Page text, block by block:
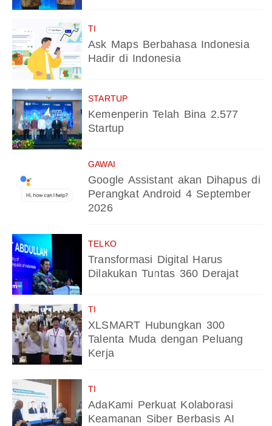
TI
Ask Maps Berbahasa Indonesia
Hadir di Indonesia
STARTUP
Kemenperin Telah Bina 2.577
Startup
GAWAI
Google Assistant akan Dihapus di
Perangkat Android 4 September
2026
TELKO
Transformasi Digital Harus
Dilakukan Tuntas 360 Derajat
TI
XLSMART Hubungkan 300
Talenta Muda dengan Peluang
Kerja
TI
AdaKami Perkuat Kolaborasi
Keamanan Siber Berbasis AI